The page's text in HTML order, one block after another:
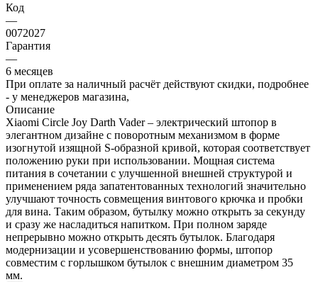
Код
—
0072027
Гарантия
—
6 месяцев
При оплате за наличный расчёт действуют скидки, подробнее
- у менеджеров магазина,
Описание
Xiaomi Circle Joy Darth Vader – электрический штопор в
элегантном дизайне с поворотным механизмом в форме
изогнутой изящной S-образной кривой, которая соответствует
положению руки при использовании. Мощная система
питания в сочетании с улучшенной внешней структурой и
применением ряда запатентованных технологий значительно
улучшают точность совмещения винтового крючка и пробки
для вина. Таким образом, бутылку можно открыть за секунду
и сразу же насладиться напитком. При полном заряде
непрерывно можно открыть десять бутылок. Благодаря
модернизации и усовершенствованию формы, штопор
совместим с горлышком бутылок с внешним диаметром 35
мм.